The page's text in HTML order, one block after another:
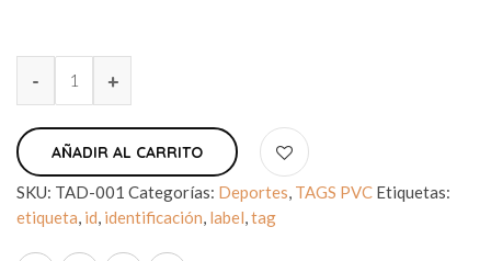
AÑADIR AL CARRITO
SKU: TAD-001 Categorías: Deportes, TAGS PVC Etiquetas:
etiqueta, id, identificación, label,tag